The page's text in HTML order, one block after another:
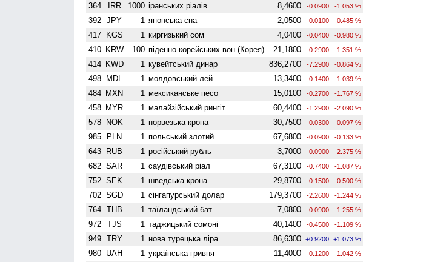
364 IRR 1000 іранських ріалів 8,4600 -0.0900 -1.053 %
392 JPY 1 японська єна 2,0500 -0.0100 -0.485 %
417 KGS 1 киргизький сом 4,0400 -0.0400 -0.980 %
410 KRW 100 піденно-корейських вон (Корея) 21,1800 -0.2900 -1.351 %
414 KWD 1 кувейтський динар 836,2700 -7.2900 -0.864 %
498 MDL 1 молдовський лей 13,3400 -0.1400 -1.039 %
484 MXN 1 мексиканське песо 15,0100 -0.2700 -1.767 %
458 MYR 1 малайзійський рингіт 60,4400 -1.2900 -2.090 %
578 NOK 1 норвезька крона 30,7500 -0.0300 -0.097 %
985 PLN 1 польський злотий 67,6800 -0.0900 -0.133 %
643 RUB 1 російський рубль 3,7000 -0.0900 -2.375 %
682 SAR 1 саудівський ріал 67,3100 -0.7400 -1.087 %
752 SEK 1 шведська крона 29,8700 -0.1500 -0.500 %
702 SGD 1 сінгапурський долар 179,3700 -2.2600 -1.244 %
764 THB 1 таїландський бат 7,0800 -0.0900 -1.255 %
972 TJS 1 таджицький сомоні 40,1400 -0.4500 -1.109 %
949 TRY 1 нова турецька ліра 86,6300 +0.9200 +1.073 %
980 UAH 1 українська гривня 11,4000 -0.1200 -1.042 %